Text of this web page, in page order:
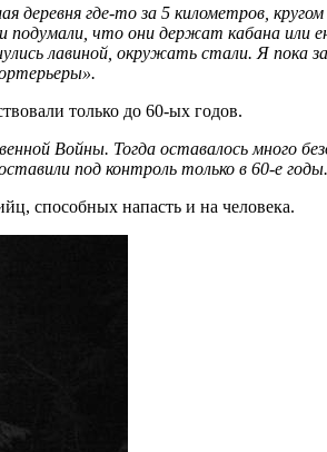
деревня где-то за 5 километров,
что они держат кабана или
лавиной, окружать стали. Я пока
только до 60-ых годов.
Войны. Тогда оставалось много
под контроль только в 60-е годы.
способных напасть и на человека.